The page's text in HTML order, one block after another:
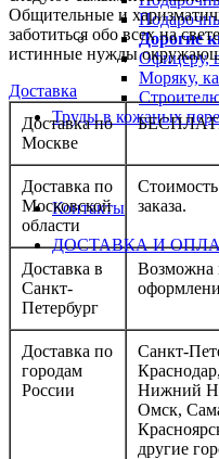
Дорогие
Офицеру,
Моряку,
Труды в кожаных
Контакты
ДОСТАВКА И
Общительные и
заботиться обо всех на
истинные нужды
Доставка
Доставка по
Москве
Доставка по
Московской
области
заказа.
Доставка в
Санкт-
Петербург
Возможна
Доставка по
городам
России
Санкт-
Нижний
Омск,
другие